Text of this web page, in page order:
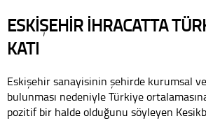
ESKİŞEHİR İHRACATTA
KATI
Eskişehir sanayisinin şehirde kurumsal ve
bulunması nedeniyle Türkiye
pozitif bir halde olduğunu söyleyen